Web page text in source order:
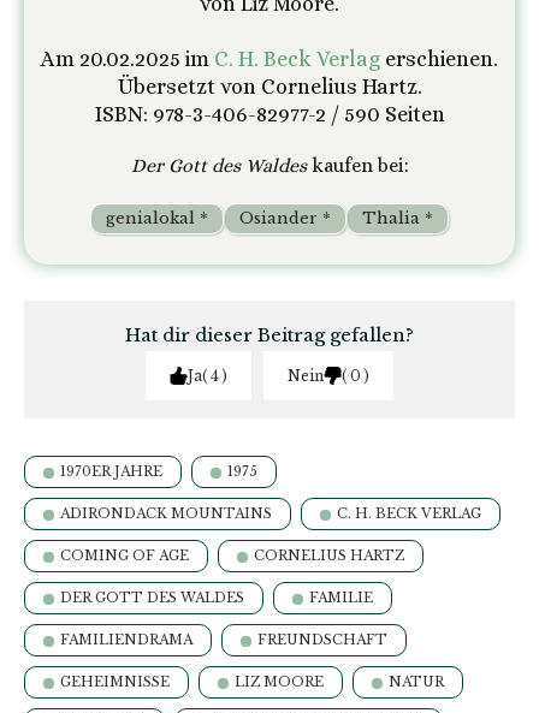
Am 20.02.2025 im C. H. Beck Verlag erschienen.
Übersetzt von Cornelius Hartz.
ISBN: 978-3-406-82977-2 / 590 Seiten
Der Gott des Waldeskaufen bei:
Thalia *
Osiander *
genialokal *
Hat dir dieser Beitrag gefallen?
Ja 4 Nein 0
1970ER JAHRE 1975
ADIRONDACK MOUNTAINS C. H. BECK VERLAG
COMING OF AGE CORNELIUS HARTZ
DER GOTT DES WALDES FAMILIE
FAMILIENDRAMA FREUNDSCHAFT
GEHEIMNISSE LIZ MOORE NATUR